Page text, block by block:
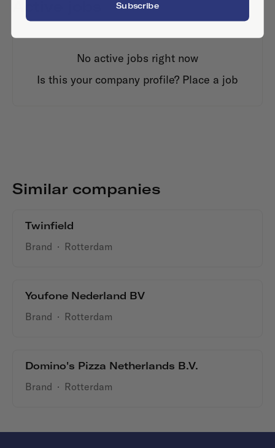
No active jobs right now
Is this your company profile? Place a job
Similar companies
Twinfield
Brand · Rotterdam
Youfone Nederland BV
Brand · Rotterdam
Domino's Pizza Netherlands B.V.
Brand · Rotterdam
Subscribe